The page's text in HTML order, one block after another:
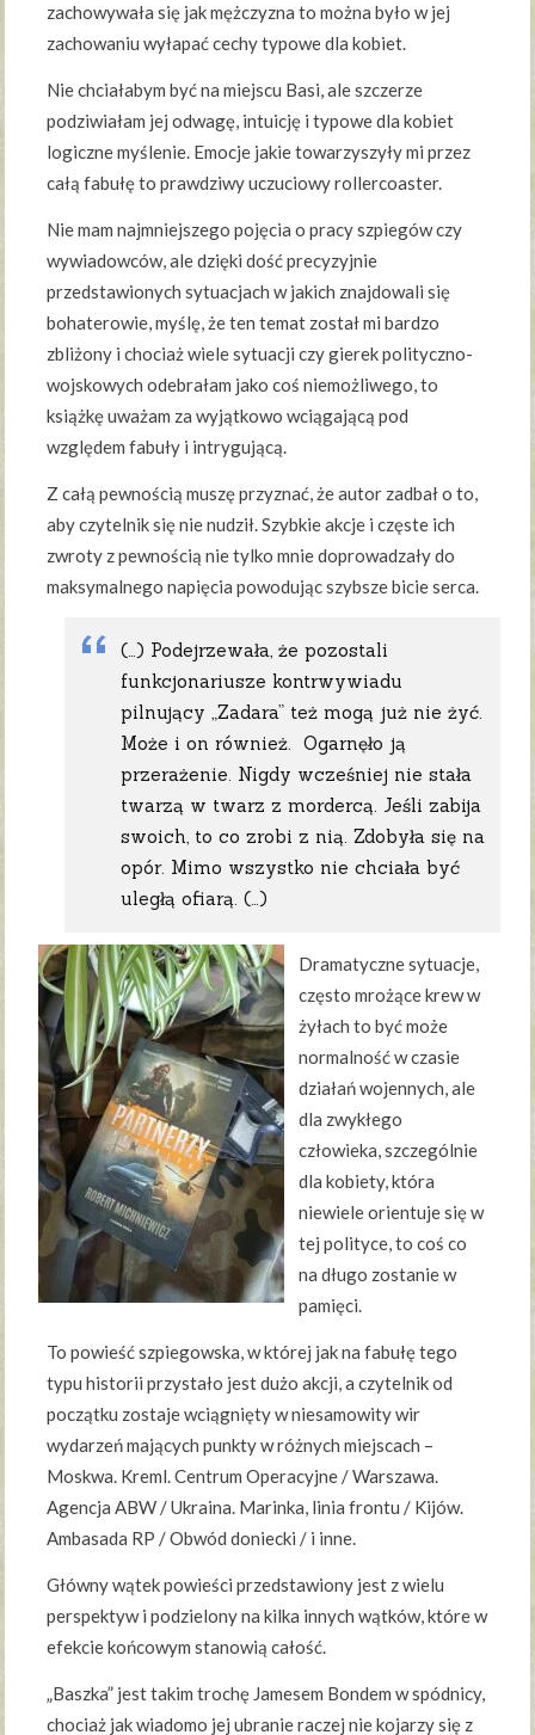
zachowywała się jak mężczyzna to można było w jej
zachowaniu wyłapać cechy typowe dla kobiet.
Nie chciałabym być na miejscu Basi, ale szczerze
podziwiałam jej odwagę, intuicję i typowe dla kobiet
logiczne myślenie. Emocje jakie towarzyszyły mi przez
całą fabułę to prawdziwy uczuciowy rollercoaster.
Nie mam najmniejszego pojęcia o pracy szpiegów czy
wywiadowców, ale dzięki dość precyzyjnie
przedstawionych sytuacjach w jakich znajdowali się
bohaterowie, myślę, że ten temat został mi bardzo
zbliżony i chociaż wiele sytuacji czy gierek polityczno-
wojskowych odebrałam jako coś niemożliwego, to
książkę uważam za wyjątkowo wciągającą pod
względem fabuły i intrygującą.
Z całą pewnością muszę przyznać, że autor zadbał o to,
aby czytelnik się nie nudził. Szybkie akcje i częste ich
zwroty z pewnością nie tylko mnie doprowadzały do
maksymalnego napięcia powodując szybsze bicie serca.
(…) Podejrzewała, że pozostali
funkcjonariusze kontrwywiadu
pilnujący „Zadara” też mogą już nie żyć.
Może i on również. Ogarnęło ją
przerażenie. Nigdy wcześniej nie stała
twarzą w twarz z mordercą. Jeśli zabija
swoich, to co zrobi z nią. Zdobyła się na
opór. Mimo wszystko nie chciała być
uległą ofiarą. (…)
Dramatyczne sytuacje,
często mrożące krew w
żyłach to być może
normalność w czasie
działań wojennych, ale
dla zwykłego
człowieka, szczególnie
dla kobiety, która
niewiele orientuje się w
tej polityce, to coś co
na długo zostanie w
pamięci.
To powieść szpiegowska, w której jak na fabułę tego
typu historii przystało jest dużo akcji, a czytelnik od
początku zostaje wciągnięty w niesamowity wir
wydarzeń mających punkty w różnych miejscach –
Moskwa. Kreml. Centrum Operacyjne / Warszawa.
Agencja ABW / Ukraina. Marinka, linia frontu / Kijów.
Ambasada RP / Obwód doniecki / i inne.
Główny wątek powieści przedstawiony jest z wielu
perspektyw i podzielony na kilka innych wątków, które w
efekcie końcowym stanowią całość.
„Baszka” jest takim trochę Jamesem Bondem w spódnicy,
chociaż jak wiadomo jej ubranie raczej nie kojarzy się z